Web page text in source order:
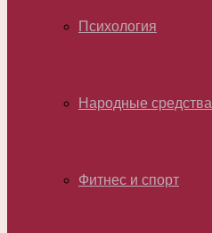
Психология
Народные средства
Фитнес и спорт